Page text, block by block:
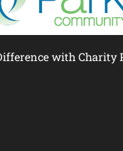
with Charity